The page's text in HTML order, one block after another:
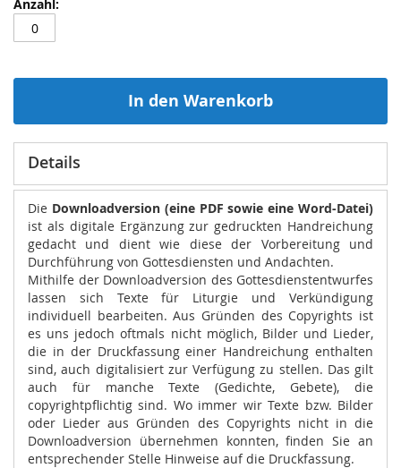
In den Warenkorb
Details
Die Downloadversion (eine PDF sowie eine Word-Datei)
ist als digitale Ergänzung zur gedruckten Handreichung
gedacht und dient wie diese der Vorbereitung und
Durchführung von Gottesdiensten und Andachten.
Mithilfe der Downloadversion des Gottesdienstentwurfes
lassen sich Texte für Liturgie und Verkündigung
individuell bearbeiten. Aus Gründen des Copyrights ist
es uns jedoch oftmals nicht möglich, Bilder und Lieder,
die in der Druckfassung einer Handreichung enthalten
sind, auch digitalisiert zur Verfügung zu stellen. Das gilt
auch für manche Texte (Gedichte, Gebete), die
copyrightpflichtig sind. Wo immer wir Texte bzw. Bilder
oder Lieder aus Gründen des Copyrights nicht in die
Downloadversion übernehmen konnten, finden Sie an
entsprechender Stelle Hinweise auf die Druckfassung.